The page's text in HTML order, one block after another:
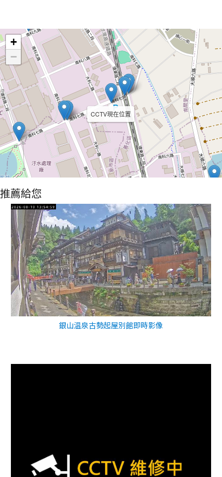
CCTV現在位置
+
−
推薦給您
銀山温泉古勢起屋別館即時影像